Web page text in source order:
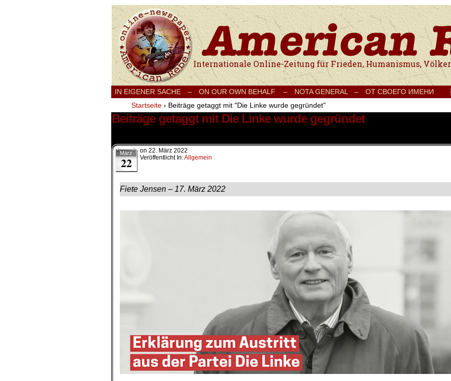
Internationale Onlinezeitung für Frieden, Humanismus, Völkerverständigung und
IN EIGENER SACHE – ON OUR OWN BEHALF – NOTA GENERAL –
ОТ СВОЕГО ИМЕНИ
Startseite › Beiträge getaggt mit "Die Linke wurde gegründet"
Beiträge getaggt mit Die Linke wurde gegründet
März
22
on 22. März 2022
Veröffentlicht In:Allgemein
Fiete Jensen – 17. März 2022